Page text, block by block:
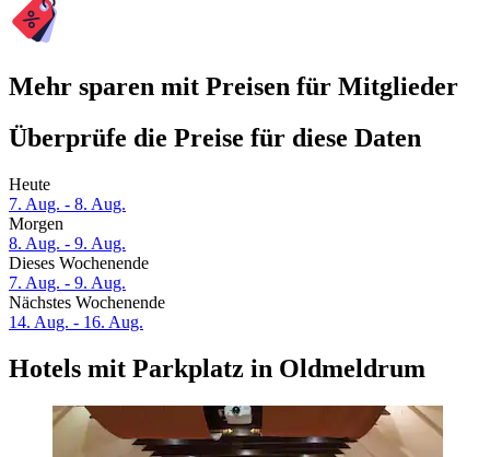
Mehr sparen mit Preisen für Mitglieder
Überprüfe die Preise für diese Daten
Heute
7. Aug. - 8. Aug.
Morgen
8. Aug. - 9. Aug.
Dieses Wochenende
7. Aug. - 9. Aug.
Nächstes Wochenende
14. Aug. - 16. Aug.
Hotels mit Parkplatz in Oldmeldrum